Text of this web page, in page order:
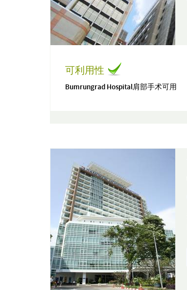
可利用性
Bumrungrad Hospital肩部手术可用